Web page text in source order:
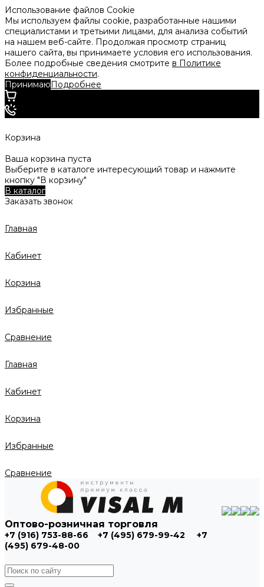
Использование файлов Cookie
Мы используем файлы cookie, разработанные нашими
специалистами и третьими лицами, для анализа событий
на нашем веб-сайте. Продолжая просмотр страниц
нашего сайта, вы принимаете условия его использования.
Более подробные сведения смотрите в Политике
конфиденциальности.
ПринимаюПодробнее
Корзина
Ваша корзина пуста
Выберите в каталоге интересующий товар и нажмите
кнопку "В корзину"
В каталог
Заказать звонок
Главная
Кабинет
Корзина
Избранные
Сравнение
Главная
Кабинет
Корзина
Избранные
Сравнение
Оптово-розничная торговля
+7 (916) 753-88-66 +7 (495) 679-99-42
+7
(495) 679-48-00